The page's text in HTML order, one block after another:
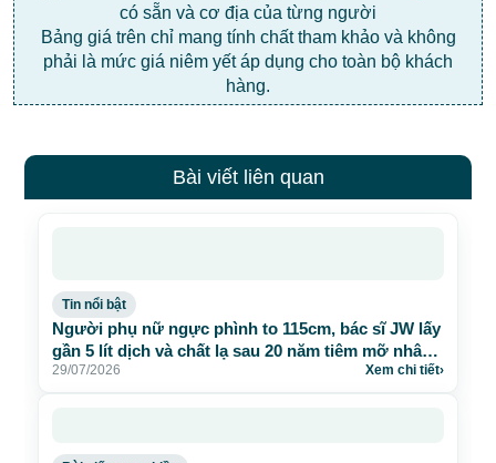
có sẵn và cơ địa của từng người
Bảng giá trên chỉ mang tính chất tham khảo và không
phải là mức giá niêm yết áp dụng cho toàn bộ khách
hàng.
Bài viết liên quan
Tin nổi bật
Người phụ nữ ngực phình to 115cm, bác sĩ JW lấy
gần 5 lít dịch và chất lạ sau 20 năm tiêm mỡ nhân
tạo
29/07/2026 Xem chi tiết›